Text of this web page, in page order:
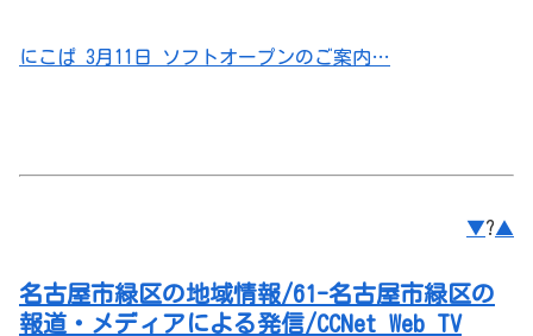
にこぱ 3月11日 ソフトオープンのご案内…
▼?▲
名古屋市緑区の地域情報/61-名古屋市緑区の
報道・メディアによる発信/CCNet Web TV